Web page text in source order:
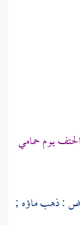
يوم حمامي
: ذهب ماؤه ;